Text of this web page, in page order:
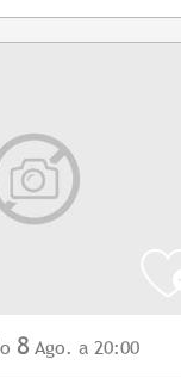
8 Ago. a 20:00